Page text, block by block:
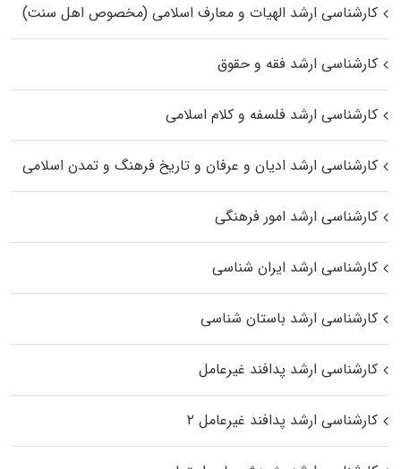
کارشناسی ارشد الهیات و معارف اسلامی (مخصوص اهل سنت)
کارشناسی ارشد فقه و حقوق
کارشناسی ارشد فلسفه و کلام اسلامی
کارشناسی ارشد ادیان و عرفان و تاریخ فرهنگ و تمدن اسلامی
کارشناسی ارشد امور فرهنگی
کارشناسی ارشد ایران شناسی
کارشناسی ارشد باستان شناسی
کارشناسی ارشد پدافند غیرعامل
کارشناسی ارشد پدافند غیرعامل ۲